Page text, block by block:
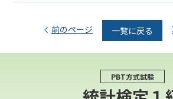
前のページ 一覧に戻る
PBT方式試験